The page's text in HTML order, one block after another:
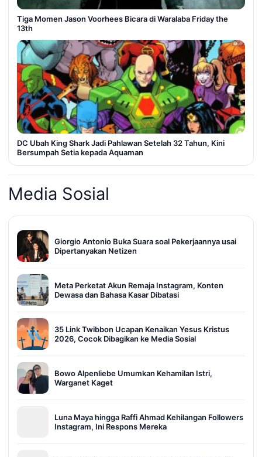
Tiga Momen Jason Voorhees Bicara di Waralaba Friday the
13th
DC Ubah King Shark Jadi Pahlawan Setelah 32 Tahun, Kini
Bersumpah Setia kepada Aquaman
Media Sosial
Giorgio Antonio Buka Suara soal Pekerjaannya usai
Dipertanyakan Netizen
Meta Perketat Akun Remaja Instagram, Konten
Dewasa dan Bahasa Kasar Dibatasi
35 Link Twibbon Ucapan Kenaikan Yesus Kristus
2026, Cocok Dibagikan ke Media Sosial
Bowo Alpenliebe Umumkan Kehamilan Istri,
Warganet Kaget
Luna Maya hingga Raffi Ahmad Kehilangan Followers
Instagram, Ini Respons Mereka